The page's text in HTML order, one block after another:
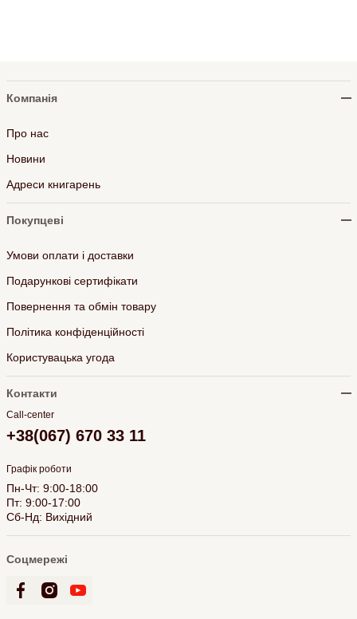
Компанія
Про нас
Новини
Адреси книгарень
Покупцеві
Умови оплати і доставки
Подарункові сертифікати
Повернення та обмін товару
Політика конфіденційності
Користувацька угода
Контакти
Call-center
+38(067) 670 33 11
Графік роботи
Пн-Чт: 9:00-18:00
Пт: 9:00-17:00
Сб-Нд: Вихідний
Соцмережі